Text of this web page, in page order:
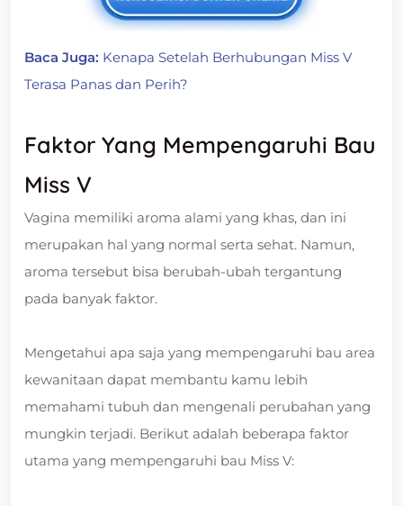
Baca Juga: Kenapa Setelah Berhubungan Miss V
Terasa Panas dan Perih?
Faktor Yang Mempengaruhi Bau
Miss V
Vagina memiliki aroma alami yang khas, dan ini
merupakan hal yang normal serta sehat. Namun,
aroma tersebut bisa berubah-ubah tergantung
pada banyak faktor.
Mengetahui apa saja yang mempengaruhi bau area
kewanitaan dapat membantu kamu lebih
memahami tubuh dan mengenali perubahan yang
mungkin terjadi. Berikut adalah beberapa faktor
utama yang mempengaruhi bau Miss V: